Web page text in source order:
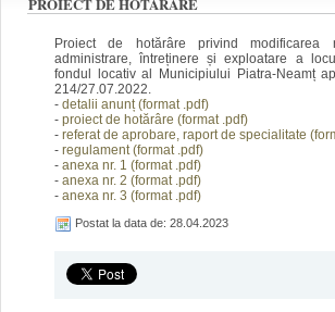
Proiect de hotărâre privind modificarea
administrare, întreținere și exploatare a
fondul locativ al Municipiului Piatra-Neamț
214/27.07.2022.
- detalii anunț (format .pdf)
- proiect de hotărâre (format .pdf)
- referat de aprobare, raport de specialitate
- regulament (format .pdf)
- anexa nr. 1 (format .pdf)
- anexa nr. 2 (format .pdf)
- anexa nr. 3 (format .pdf)
Postat la data de: 28.04.2023